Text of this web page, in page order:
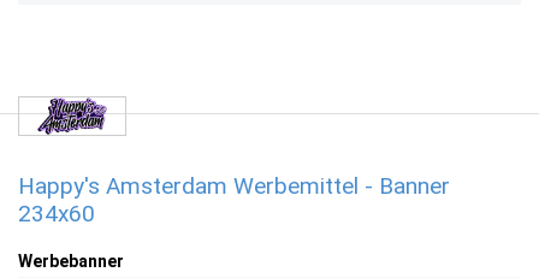
Happy's Amsterdam Werbemittel - Banner
234x60
Werbebanner